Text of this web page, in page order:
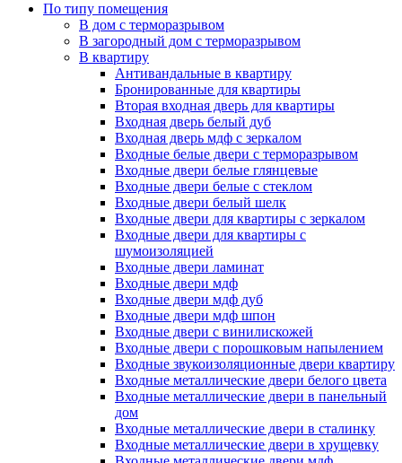
По типу помещения
В дом с терморазрывом
В загородный дом с терморазрывом
В квартиру
Антивандальные в квартиру
Бронированные для квартиры
Вторая входная дверь для квартиры
Входная дверь белый дуб
Входная дверь мдф с зеркалом
Входные белые двери с терморазрывом
Входные двери белые глянцевые
Входные двери белые с стеклом
Входные двери белый шелк
Входные двери для квартиры с зеркалом
Входные двери для квартиры с
шумоизоляцией
Входные двери ламинат
Входные двери мдф
Входные двери мдф дуб
Входные двери мдф шпон
Входные двери с винилискожей
Входные двери с порошковым напылением
Входные звукоизоляционные двери квартиру
Входные металлические двери белого цвета
Входные металлические двери в панельный
дом
Входные металлические двери в сталинку
Входные металлические двери в хрущевку